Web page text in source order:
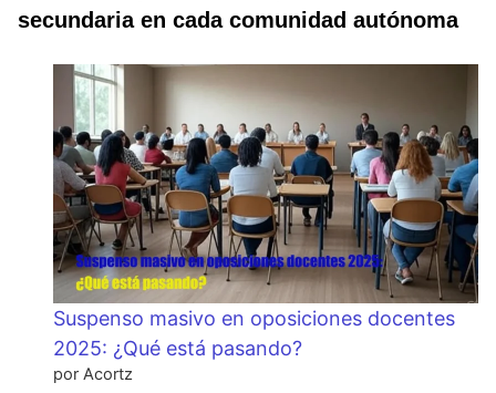
secundaria en cada comunidad autónoma
Suspenso masivo en oposiciones docentes
2025: ¿Qué está pasando?
por Acortz